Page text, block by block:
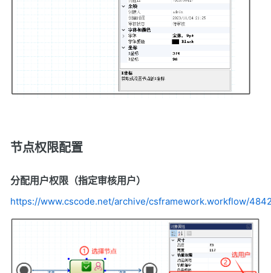
节点权限配置
分配用户权限（指定审核用户）
https://www.cscode.net/archive/csframework.workflow/